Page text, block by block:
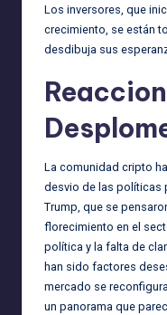
Los inversores, que
crecimiento, se están
desdibuja sus
La comunidad cripto
desvio de las políticas
Trump, que se
florecimiento en el
política y la falta de
han sido factores
mercado se
un panorama que